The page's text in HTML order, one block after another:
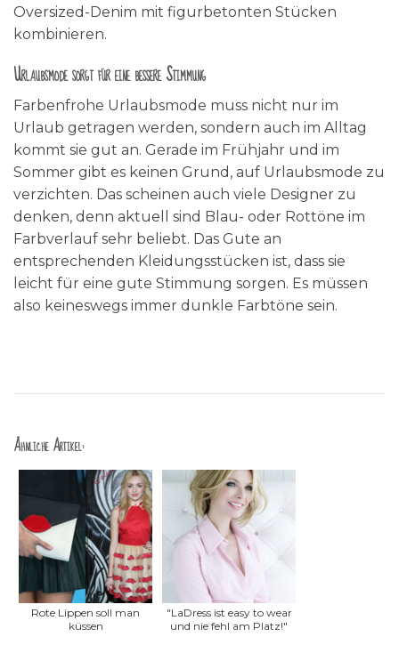
Oversized-Denim mit figurbetonten Stücken
kombinieren.
Urlaubsmode sorgt für eine bessere Stimmung
Farbenfrohe Urlaubsmode muss nicht nur im
Urlaub getragen werden, sondern auch im Alltag
kommt sie gut an. Gerade im Frühjahr und im
Sommer gibt es keinen Grund, auf Urlaubsmode zu
verzichten. Das scheinen auch viele Designer zu
denken, denn aktuell sind Blau- oder Rottöne im
Farbverlauf sehr beliebt. Das Gute an
entsprechenden Kleidungsstücken ist, dass sie
leicht für eine gute Stimmung sorgen. Es müssen
also keineswegs immer dunkle Farbtöne sein.
Ähnliche Artikel:
Rote Lippen soll man
küssen
"LaDress ist easy to wear
und nie fehl am Platz!"